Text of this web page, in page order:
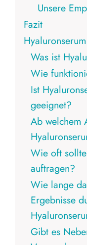
Unsere
Fazit
Was ist
Wie
Ist
geeignet?
Ab welchem
Wie oft
auftragen?
Wie lange
Ergebnisse
Gibt es